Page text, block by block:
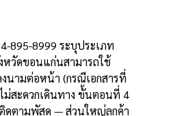
895-8999 ระบุประเภท
หวัดขอนแก่นสามารถใช้
นามต่อหน้า (กรณีเอกสารที่
ม่สะดวกเดินทาง ขั้นตอนที่ 4
ติดตามพัสดุ — ส่วนใหญ่ลูกค้า